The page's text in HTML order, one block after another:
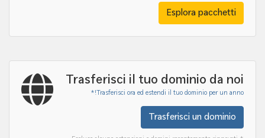
Esplora pacchetti
Trasferisci il tuo dominio da noi
Trasferisci ora ed estendi il tuo dominio per un anno!*
Trasferisci un dominio